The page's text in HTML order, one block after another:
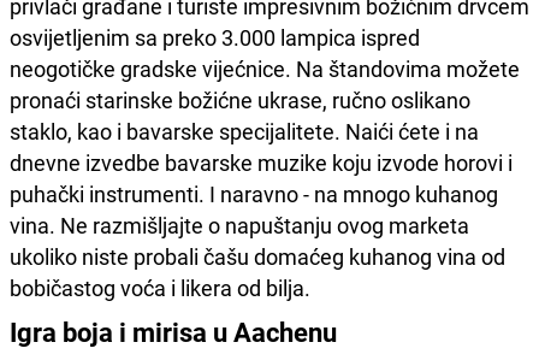
privlači građane i turiste impresivnim božićnim drvcem
osvijetljenim sa preko 3.000 lampica ispred
neogotičke gradske vijećnice. Na štandovima možete
pronaći starinske božićne ukrase, ručno oslikano
staklo, kao i bavarske specijalitete. Naići ćete i na
dnevne izvedbe bavarske muzike koju izvode horovi i
puhački instrumenti. I naravno - na mnogo kuhanog
vina. Ne razmišljajte o napuštanju ovog marketa
ukoliko niste probali čašu domaćeg kuhanog vina od
bobičastog voća i likera od bilja.
Igra boja i mirisa u Aachenu